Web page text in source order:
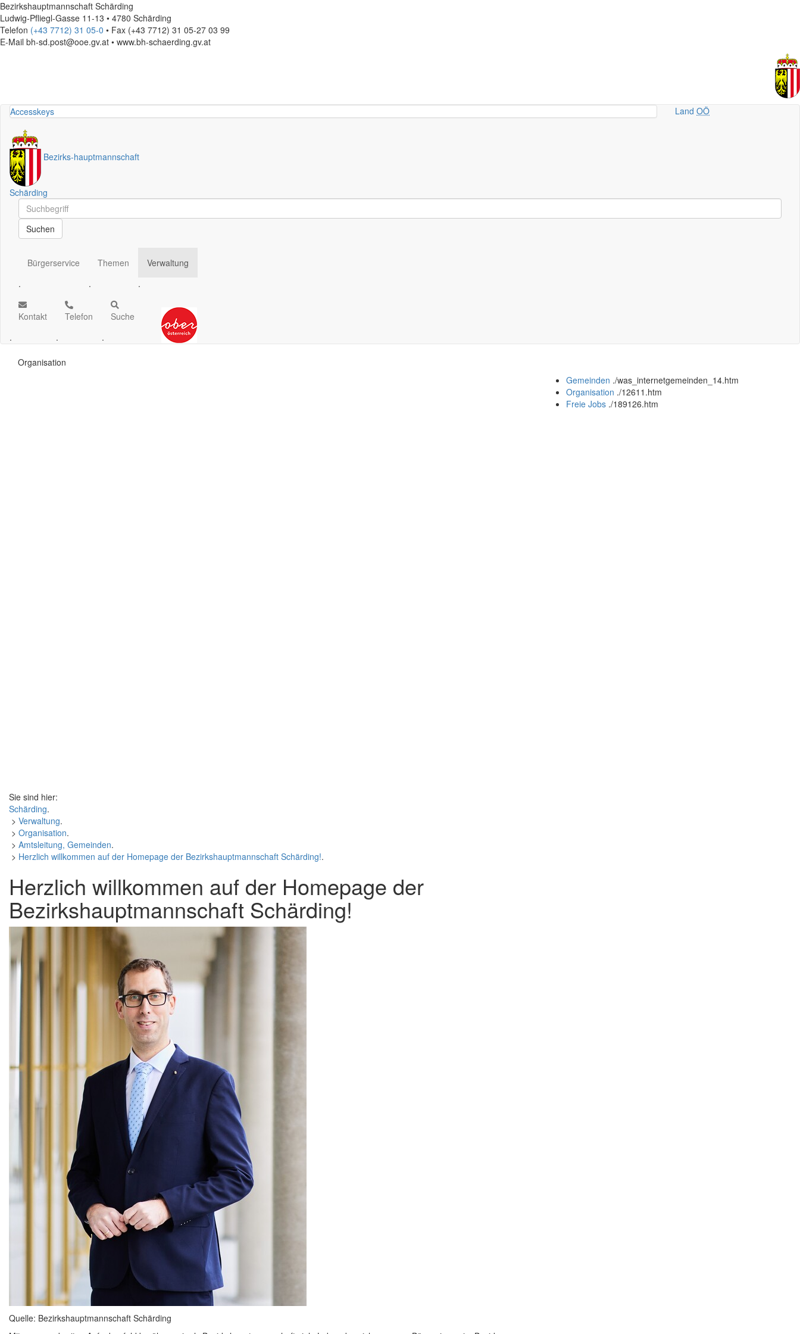
Bezirkshauptmannschaft Schärding
Ludwig-Pfliegl-Gasse 11-13 • 4780 Schärding
Telefon (+43 7712) 31 05-0 • Fax (+43 7712) 31 05-27 03 99
E-Mail bh-sd.post@ooe.gv.at • www.bh-schaerding.gv.at
Accesskeys LandOÖ
Bezirks-hauptmannschaft
Schärding
Schnellsuche
Schnellsuche
Suchen
Bürgerservice
.
Themen
.
Verwaltung
.
Kontakt
.
Telefon
.
Suche
.
Organisation
Gemeinden ./was_internetgemeinden_14.htm
Organisation ./12611.htm
Freie Jobs ./189126.htm
Sie sind hier:
Schärding.
> Verwaltung.
> Organisation.
> Amtsleitung, Gemeinden.
> Herzlich willkommen auf der Homepage der Bezirkshauptmannschaft Schärding!.
Herzlich willkommen auf der Homepage der
Bezirkshauptmannschaft Schärding!
Quelle: Bezirkshauptmannschaft Schärding